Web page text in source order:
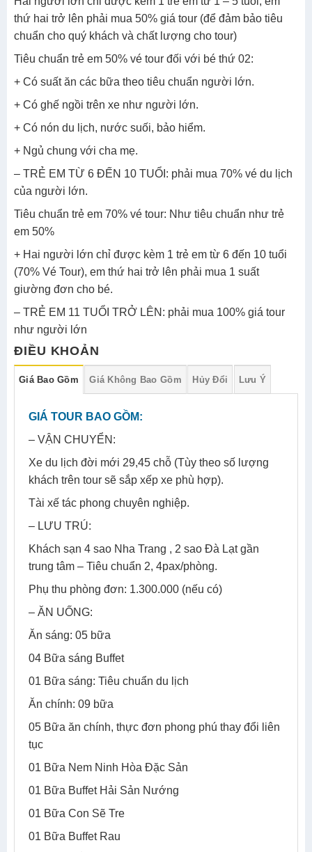
thứ hai trở lên phải mua 50% giá tour (để đảm bảo tiêu
chuẩn cho quý khách và chất lượng cho tour)
Tiêu chuẩn trẻ em 50% vé tour đối với bé thứ 02:
+ Có suất ăn các bữa theo tiêu chuẩn người lớn.
+ Có ghế ngồi trên xe như người lớn.
+ Có nón du lịch, nước suối, bảo hiểm.
+ Ngủ chung với cha mẹ.
– TRẺ EM TỪ 6 ĐẾN 10 TUỔI: phải mua 70% vé du lịch
của người lớn.
Tiêu chuẩn trẻ em 70% vé tour: Như tiêu chuẩn như trẻ
em 50%
+ Hai người lớn chỉ được kèm 1 trẻ em từ 6 đến 10 tuổi
(70% Vé Tour), em thứ hai trở lên phải mua 1 suất
giường đơn cho bé.
– TRẺ EM 11 TUỔI TRỞ LÊN: phải mua 100% giá tour
như người lớn
ĐIỀU KHOẢN
Giá Bao Gồm Giá Không Bao Gồm Hủy Đổi Lưu Ý
GIÁ TOUR BAO GỒM:
– VẬN CHUYỂN:
Xe du lịch đời mới 29,45 chỗ (Tùy theo số lượng
khách trên tour sẽ sắp xếp xe phù hợp).
Tài xế tác phong chuyên nghiệp.
– LƯU TRÚ:
Khách sạn 4 sao Nha Trang , 2 sao Đà Lạt gần
trung tâm – Tiêu chuẩn 2, 4pax/phòng.
Phụ thu phòng đơn: 1.300.000 (nếu có)
– ĂN UỐNG:
Ăn sáng: 05 bữa
04 Bữa sáng Buffet
01 Bữa sáng: Tiêu chuẩn du lịch
Ăn chính: 09 bữa
05 Bữa ăn chính, thực đơn phong phú thay đổi liên
tục
01 Bữa Nem Ninh Hòa Đặc Sản
01 Bữa Buffet Hải Sản Nướng
01 Bữa Con Sẽ Tre
01 Bữa Buffet Rau